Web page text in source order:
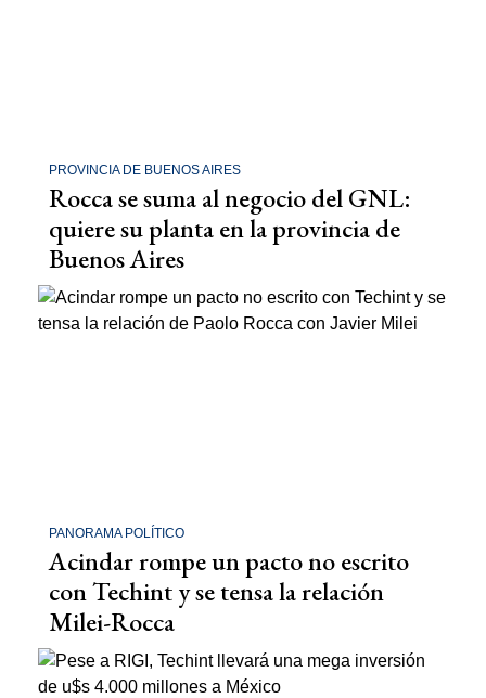
PROVINCIA DE BUENOS AIRES
Rocca se suma al negocio del GNL:
quiere su planta en la provincia de
Buenos Aires
PANORAMA POLÍTICO
Acindar rompe un pacto no escrito
con Techint y se tensa la relación
Milei-Rocca